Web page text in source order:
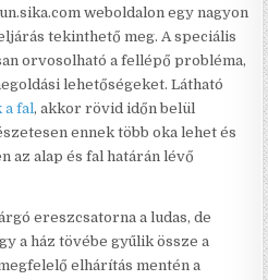
weboldalon egy nagyon
tekinthető meg. A speciális
orvosolható a fellépő probléma,
lehetőségeket. Látható
a fal, akkor rövid időn belül
ennek több oka lehet és
az alap és fal határán lévő
ereszcsatorna a ludas, de
a ház tövébe gyűlik össze a
elhárítás mentén a